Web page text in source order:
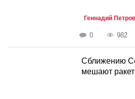
Геннадий Петров
0 982
Сближению
мешают